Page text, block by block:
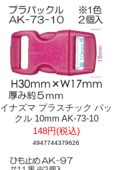
イナズマ プラスチック バッ
クル 10mm AK-73-10
148円(税込)
4947744379626